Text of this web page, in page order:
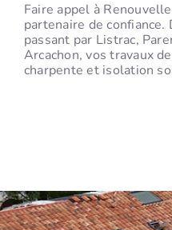
Faire appel à
partenaire de confiance.
passant par Listrac,
Arcachon, vos travaux
charpente et isolation